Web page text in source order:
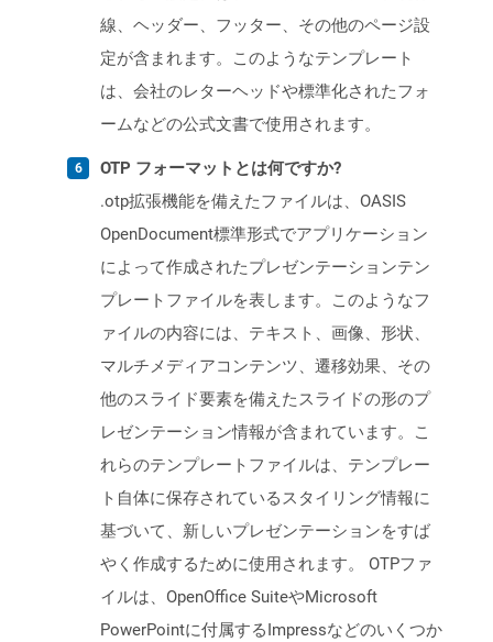
線、ヘッダー、フッター、その他のページ設
定が含まれます。このようなテンプレート
は、会社のレターヘッドや標準化されたフォ
ームなどの公式文書で使用されます。
OTP フォーマットとは何ですか?
.otp拡張機能を備えたファイルは、OASIS
OpenDocument標準形式でアプリケーション
によって作成されたプレゼンテーションテン
プレートファイルを表します。このようなフ
ァイルの内容には、テキスト、画像、形状、
マルチメディアコンテンツ、遷移効果、その
他のスライド要素を備えたスライドの形のプ
レゼンテーション情報が含まれています。こ
れらのテンプレートファイルは、テンプレー
ト自体に保存されているスタイリング情報に
基づいて、新しいプレゼンテーションをすば
やく作成するために使用されます。 OTPファ
イルは、OpenOffice SuiteやMicrosoft
PowerPointに付属するImpressなどのいくつか